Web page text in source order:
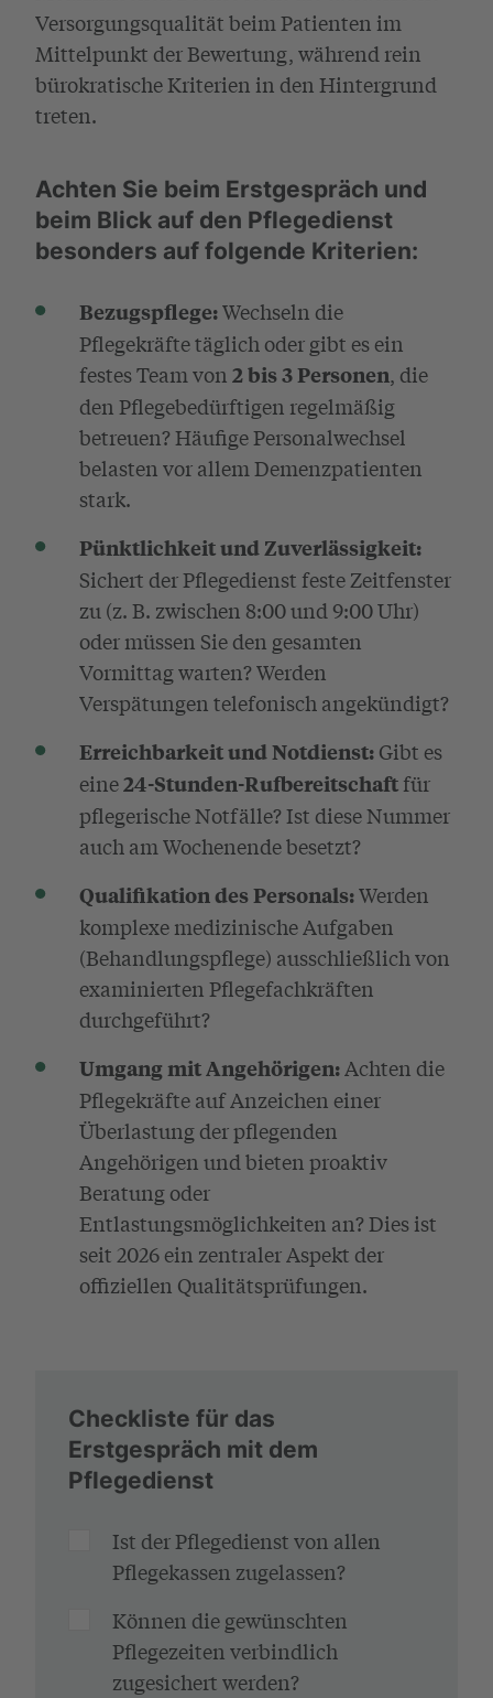
Versorgungsqualität beim Patienten im
Mittelpunkt der Bewertung, während rein
bürokratische Kriterien in den Hintergrund
treten.
Achten Sie beim Erstgespräch und
beim Blick auf den Pflegedienst
besonders auf folgende Kriterien:
Bezugspflege:Wechseln die
Pflegekräfte täglich oder gibt es ein
festes Team von 2 bis 3 Personen, die
den Pflegebedürftigen regelmäßig
betreuen? Häufige Personalwechsel
belasten vor allem Demenzpatienten
stark.
Pünktlichkeit und Zuverlässigkeit:
Sichert der Pflegedienst feste Zeitfenster
zu (z. B. zwischen 8:00 und 9:00 Uhr)
oder müssen Sie den gesamten
Vormittag warten? Werden
Verspätungen telefonisch angekündigt?
Erreichbarkeit und Notdienst: Gibt es
eine24-Stunden-Rufbereitschaft für
pflegerische Notfälle? Ist diese Nummer
auch am Wochenende besetzt?
Qualifikation des Personals:Werden
komplexe medizinische Aufgaben
(Behandlungspflege) ausschließlich von
examinierten Pflegefachkräften
durchgeführt?
Umgang mit Angehörigen:Achten die
Pflegekräfte auf Anzeichen einer
Überlastung der pflegenden
Angehörigen und bieten proaktiv
Beratung oder
Entlastungsmöglichkeiten an? Dies ist
seit 2026 ein zentraler Aspekt der
offiziellen Qualitätsprüfungen.
Checkliste für das
Erstgespräch mit dem
Pflegedienst
Ist der Pflegedienst von allen
Pflegekassen zugelassen?
Können die gewünschten
Pflegezeiten verbindlich
zugesichert werden?